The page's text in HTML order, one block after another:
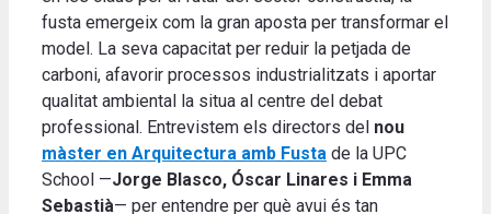
fusta emergeix com la gran aposta per transformar el
model. La seva capacitat per reduir la petjada de
carboni, afavorir processos industrialitzats i aportar
qualitat ambiental la situa al centre del debat
professional. Entrevistem els directors del nou
màster en Arquitectura amb Fusta de la UPC
School —Jorge Blasco, Óscar Linares i Emma
Sebastià— per entendre per què avui és tan